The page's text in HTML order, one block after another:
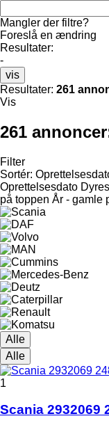
Mangler der filtre?
Foreslå en ændring
Resultater:
-
vis
Resultater: 261
Vis
261
Filter
Sortér:
Oprettelsesdato
på toppen År - gamle
Alle
Alle
1
Scania 2932069